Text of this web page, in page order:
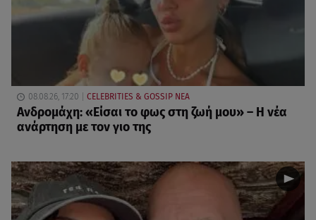
08.08.26, 17:20 CELEBRITIES & GOSSIP ΝΕΑ
Ανδρομάχη: «Είσαι το φως στη ζωή μου» – Η νέα
ανάρτηση με τον γιο της